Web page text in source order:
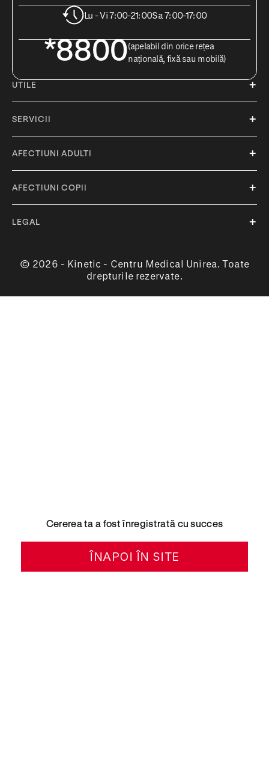
Lu - Vi 7:00-21:00Sa 7:00-17:00
*8800(apelabil din orice rețea
națională, fixă sau mobilă)
UTILE
SERVICII
AFECTIUNI ADULTI
AFECTIUNI COPII
LEGAL
© 2026 - Kinetic - Centru Medical Unirea. Toate
drepturile rezervate.
Cererea ta a fost înregistrată cu succes
ÎNAPOI ÎN SITE